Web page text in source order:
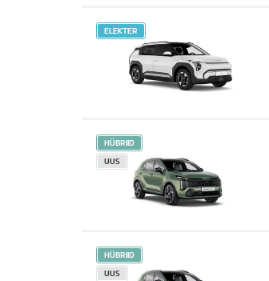
ELEKTER
HÜBRIID
UUS
HÜBRIID
UUS